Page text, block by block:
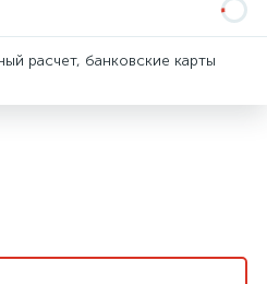
расчет, банковские карты